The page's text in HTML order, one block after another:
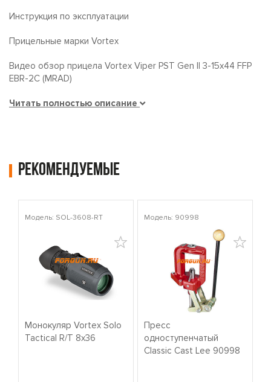
Инструкция по эксплуатации
Прицельные марки Vortex
Видео обзор прицела Vortex Viper PST Gen II 3-15x44 FFP
EBR-2C (MRAD)
Читать полностью описание
Рекомендуемые
Модель: SOL-3608-RT
Монокуляр Vortex Solo
Tactical R/T 8x36
Модель: 90998
Пресс
одноступенчатый
Classic Cast Lee 90998